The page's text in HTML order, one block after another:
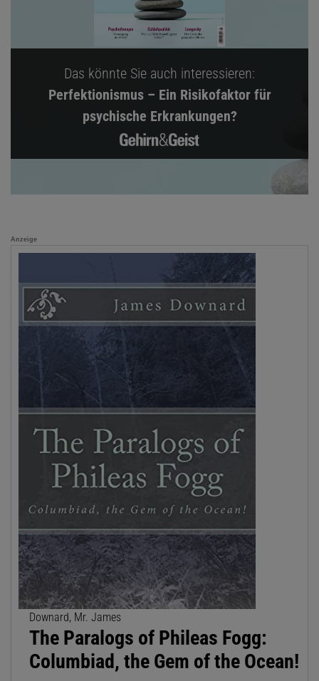
Das könnte Sie auch interessieren:
Perfektionismus – Ein Risikofaktor für
psychische Erkrankungen?
Anzeige
Downard, Mr. James
The Paralogs of Phileas Fogg:
Columbiad, the Gem of the Ocean!